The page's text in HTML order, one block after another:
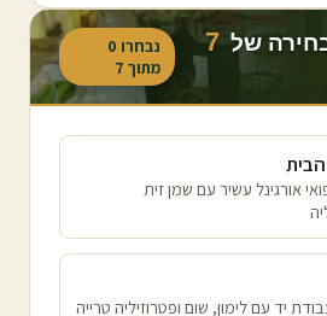
של 7 נבחרו 0
מתוך 7
אורגינל עשיר עם שמן זית
יד עם לימון, שום ופטרוזיליה טרייה